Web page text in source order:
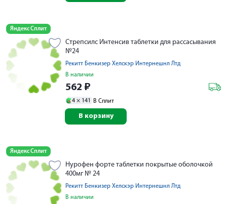
Яндекс Сплит
Стрепсилс Интенсив таблетки для рассасывания
№24
Рекитт Бенкизер Хелскэр Интернешнл Лтд
В наличии
562 ₽
4 × 141 В Сплит
В корзину
Яндекс Сплит
Нурофен форте таблетки покрытые оболочкой
400мг № 24
Рекитт Бенкизер Хелскэр Интернешнл Лтд
В наличии